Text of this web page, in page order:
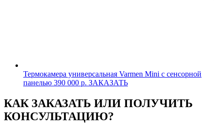
Термокамера универсальная Varmen Mini с сенсорной
панелью 390 000 р. ЗАКАЗАТЬ
КАК ЗАКАЗАТЬ ИЛИ ПОЛУЧИТЬ
КОНСУЛЬТАЦИЮ?